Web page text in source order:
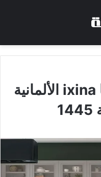
أسعار مطابخ إكسينا ixina الألمانية